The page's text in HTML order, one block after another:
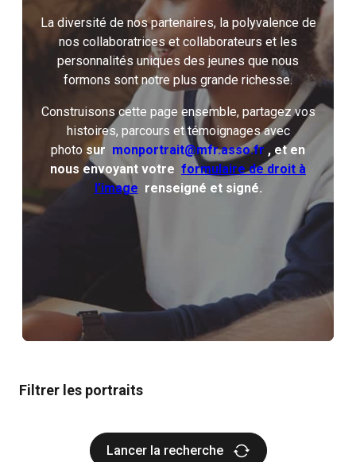
La diversité de nos partenaires, la polyvalence de
nos collaboratrices et collaborateurs et les
personnalités uniques des jeunes que nous
formons sont notre plus grande richesse.
Construisons cette page ensemble, partagez vos
histoires, parcours et témoignages avec
photo sur monportrait@mfr.asso.fr , et en
nous envoyant votre formulaire de droit à
l’image renseigné et signé.
Filtrer les portraits